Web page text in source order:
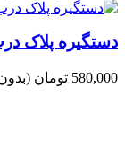
دستگیره پلاک
580,000 تومان